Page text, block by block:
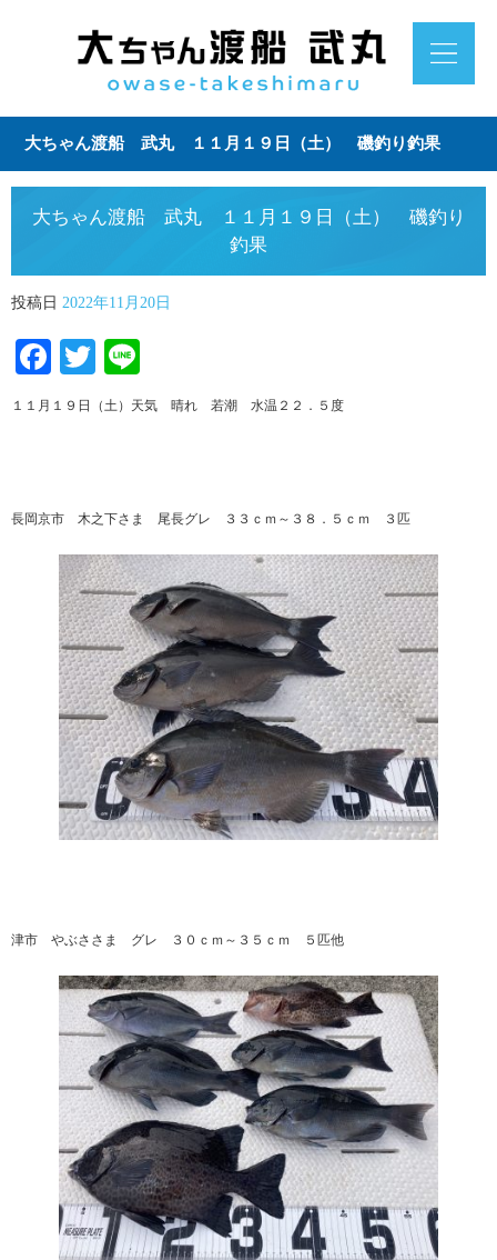
大ちゃん渡船 武丸 １１月１９日（土） 磯釣り釣果
大ちゃん渡船 武丸 １１月１９日（土） 磯釣り
釣果
投稿日 2022年11月20日
Facebook
Twitter
１１月１９日（土）天気 晴れ 若潮 水温２２．５度
長岡京市 木之下さま 尾長グレ ３３ｃｍ～３８．５ｃｍ ３匹
津市 やぶささま グレ ３０ｃｍ～３５ｃｍ ５匹他